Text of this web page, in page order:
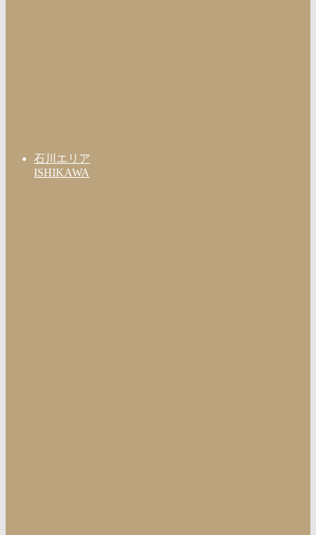
石川エリア
ISHIKAWA